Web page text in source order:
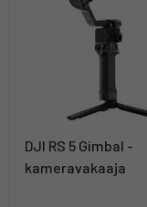
DJI RS 5 Gimbal -
kameravakaaja